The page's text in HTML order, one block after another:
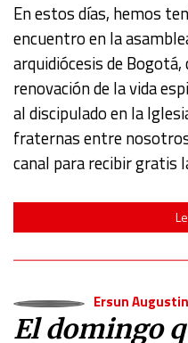
En estos días, hemos
encuentro en la
arquidiócesis de
renovación de la vida
al discipulado en la
fraternas entre
canal para recibir gratis
Ersun
El domingo